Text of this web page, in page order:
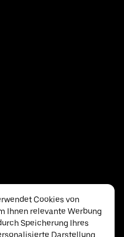
Cookies von
Ihnen relevante Werbung
Speicherung Ihres
Darstellung